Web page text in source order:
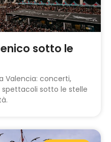
sotto le
Valencia: concerti,
sotto le stelle